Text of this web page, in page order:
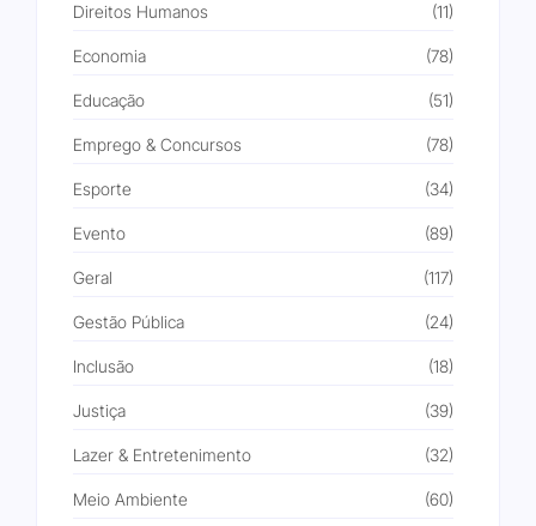
Direitos Humanos (11)
Economia (78)
Educação (51)
Emprego & Concursos (78)
Esporte (34)
Evento (89)
Geral (117)
Gestão Pública (24)
Inclusão (18)
Justiça (39)
Lazer & Entretenimento (32)
Meio Ambiente (60)